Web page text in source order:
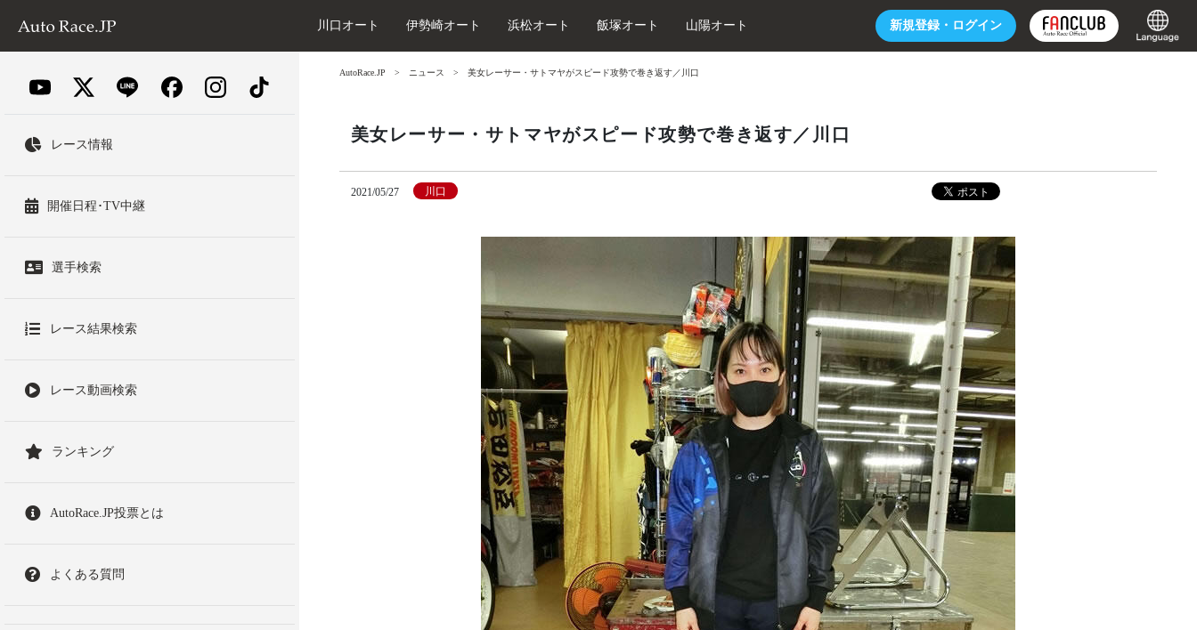
新規登録・ ログイン
川口オート 伊勢崎オート 浜松オート 飯塚オート 山陽オート
レース情報
開催日程･TV中継
選手検索
レース結果検索
レース動画検索
ランキング
AutoRace.JP投票とは
よくある質問
AutoRace.JP ニュース 美女レーサー・サトマヤがスピード攻勢で巻き返す／川口
美女レーサー・サトマヤがスピード攻勢で巻き返す／川口
2021/05/27 川口